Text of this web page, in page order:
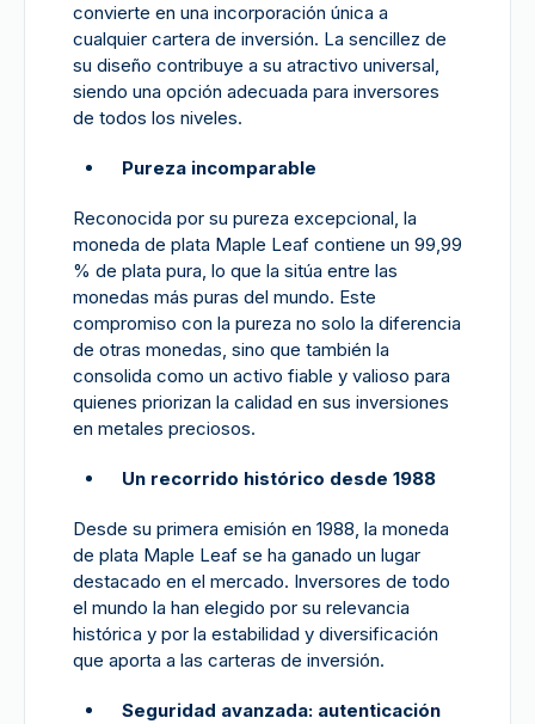
convierte en una incorporación única a
cualquier cartera de inversión. La sencillez de
su diseño contribuye a su atractivo universal,
siendo una opción adecuada para inversores
de todos los niveles.
Pureza incomparable
Reconocida por su pureza excepcional, la
moneda de plata Maple Leaf contiene un 99,99
% de plata pura, lo que la sitúa entre las
monedas más puras del mundo. Este
compromiso con la pureza no solo la diferencia
de otras monedas, sino que también la
consolida como un activo fiable y valioso para
quienes priorizan la calidad en sus inversiones
en metales preciosos.
Un recorrido histórico desde 1988
Desde su primera emisión en 1988, la moneda
de plata Maple Leaf se ha ganado un lugar
destacado en el mercado. Inversores de todo
el mundo la han elegido por su relevancia
histórica y por la estabilidad y diversificación
que aporta a las carteras de inversión.
Seguridad avanzada: autenticación